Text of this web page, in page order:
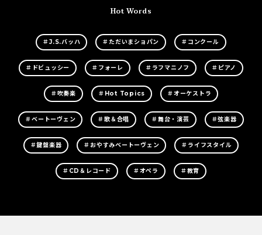
Hot Words
＃J.S.バッハ ＃ただいまショパン ＃コンクール
＃ドビュッシー ＃フォーレ ＃ラフマニノフ ＃ピアノ
＃吹奏楽 ＃Hot Topics ＃オーケストラ
＃ベートーヴェン ＃歌＆合唱 ＃舞台・演芸 ＃弦楽器
＃鍵盤楽器 ＃おやすみベートーヴェン ＃ライフスタイル
＃CD＆レコード ＃オペラ ＃教育